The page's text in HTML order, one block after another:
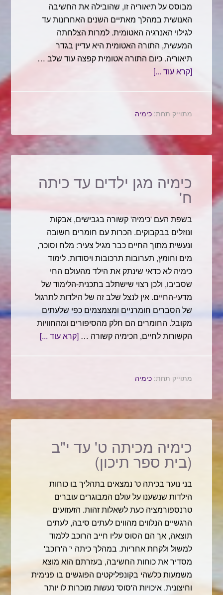
מבוסס על תיאוריה זו, שהובילה את החשיבה
האנושית במהלך מאתיים השנים האחרונות עד
לגילוי האנרגיה האטומית. למרות הצלחתה
המעשית, התורה האטומית היא עדיין בגדר
תיאוריה. כיום התורה אטומית קפצה עוד שלב …
[קרא עוד ...]
מתוייק תחת:כימיה
כימיה מגן ילדים עד כיתה
ח'
בשפת העם 'כימיה' קשורה בגבישים, אבקות
ונוזלים בבקבוקים. הכרות עם חומרים חשובה
ונעשית מתוך החיים כבר מגיל צעיר: מלח וסוכר,
מים וחומץ, תערובות תרכובות ויסודות. לימוד
כימיה לא כדאי שינתק את הילד מהעולם החי
שסביבו, ולכן רצוי שישתלב בתכנית-הלימוד של
מדעי-החיים. אין לנצל שלב זה של הילדות לתרגול
של הסברים חומרניים ומצמצמים כפי שלעתים
מקובל. החומרים הם חלק מהסיפורים ומהחוויות
הקשורות לחיים, הכימיה קשורה …[קרא עוד ...]
מתוייק תחת:כימיה
כימיה מכיתה ט' עד י"ב
(בית ספר תיכון)
בני נוער בכיתה ט' נמצאים בתהליך בו כוחות
הילדות שנשענו על עולם המבוגרים עוברים
טרנספורמציה כעת לשאלות זהות. הזעזועים
הרגשיים הנלווים מהווים לעתים סיבה, לעתים
תוצאה, אך הם הסוס עליו חייב הרוכב ללמוד
למשול ולקחת אחריות. במהלך כיתה י' ה'רוכב'
מסדיר את כוחות החשיבה, בעזרתם הוא מוצא
משמעות כלשהי בקונפליקטים הפוגשים בו פנימית
וחיצונית. איכויות ה'סוס' נעשות מוכרות לו יותר